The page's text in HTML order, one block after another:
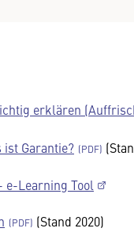
erklären
ist Garantie?
e-Learning Tool
(Stand 2020)